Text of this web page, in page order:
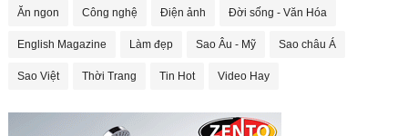
Ăn ngon Công nghệ Điện ảnh Đời sống - Văn Hóa
English Magazine Làm đẹp Sao Âu - Mỹ Sao châu Á
Sao Việt Thời Trang Tin Hot Video Hay